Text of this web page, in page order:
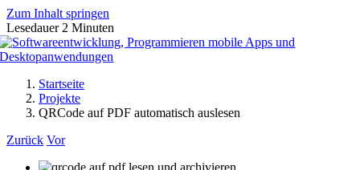
Zum Inhalt springen
Lesedauer 2 Minuten
Startseite
Projekte
QRCode auf PDF automatisch auslesen
Zurück Vor